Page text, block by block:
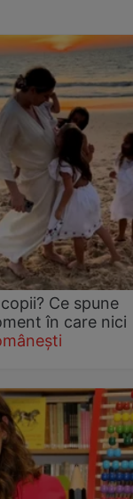
Ce spune
în care nici